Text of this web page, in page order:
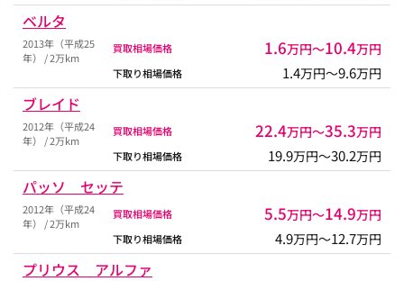
ベルタ
2013年（平成25
年） / 2万km
買取相場価格 1.6万円〜10.4万円
下取り相場価格 1.4万円〜9.6万円
ブレイド
2012年（平成24
年） / 2万km
買取相場価格 22.4万円〜35.3万円
下取り相場価格 19.9万円〜30.2万円
パッソ セッテ
2012年（平成24
年） / 2万km
買取相場価格 5.5万円〜14.9万円
下取り相場価格 4.9万円〜12.7万円
プリウス アルファ